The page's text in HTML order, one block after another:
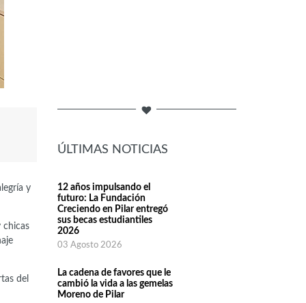
y
chicas
del
ÚLTIMAS NOTICIAS
12 años impulsando el
futuro: La Fundación
Creciendo en Pilar entregó
sus becas estudiantiles
2026
03 Agosto 2026
La cadena de favores que le
cambió la vida a las gemelas
Moreno de Pilar